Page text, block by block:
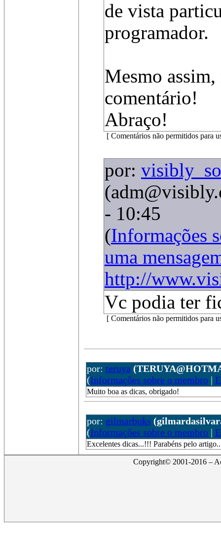
de vista
programador.
Mesmo
comentário!
Abraço!
[ Comentários não permitidos para
por:
- 10:45
(Informações
uma
http://
Vc podia ter
[ Comentários não permitidos para
por: teruya
(Informações sobre o membro|
Muito boa as dicas, obrigado!
por: gilmarbuks
(Informações sobre o membro|
Excelentes dicas...!!! Parabéns pelo
Copyright© 2001-2016 –